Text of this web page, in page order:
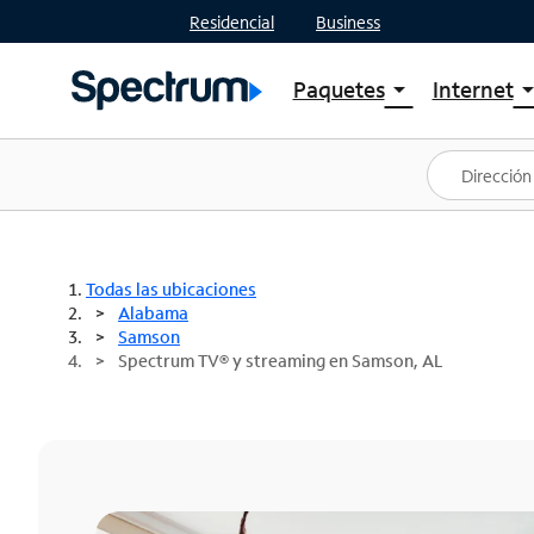
Residencial Business
Paquetesarrow_drop_down
Ver paquetes
Spectrum One
Mejores ofertas
Internetarrow_drop_down
Planes
Todas las ubicaciones
Alabama
Samson
Spectrum TV® y streaming en Samson, AL